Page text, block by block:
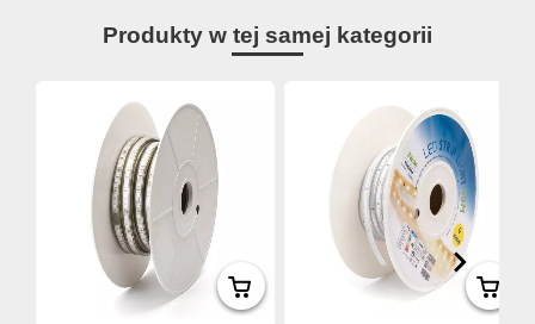
Produkty w tej samej kategorii